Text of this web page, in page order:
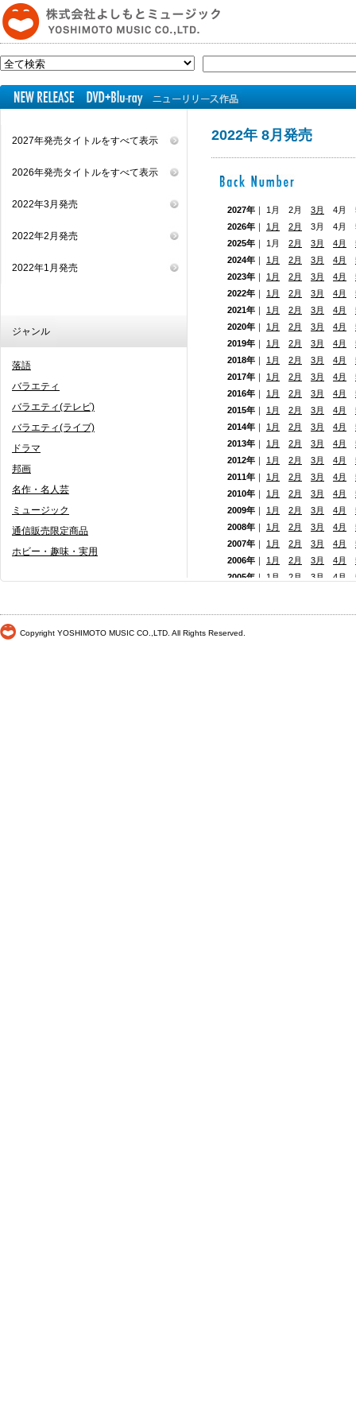
2027年発売タイトルをすべて表示
2026年発売タイトルをすべて表示
2022年3月発売
2022年2月発売
2022年1月発売
ジャンル
落語
バラエティ
バラエティ(テレビ)
バラエティ(ライブ)
ドラマ
邦画
名作・名人芸
ミュージック
通信販売限定商品
ホビー・趣味・実用
2022年 8月発売
2027年 ｜ 1月 2月 3月
4月
2026年 ｜ 1月 2月
3月 4月
2025年 ｜ 1月 2月 3月 4月
2024年 ｜ 1月 2月 3月 4月
2023年 ｜ 1月 2月 3月 4月
2022年 ｜ 1月 2月 3月 4月
2021年 ｜ 1月 2月 3月 4月
2020年 ｜ 1月 2月 3月 4月
2019年 ｜ 1月 2月 3月 4月
2018年 ｜ 1月 2月 3月 4月
2017年 ｜ 1月 2月 3月 4月
2016年 ｜ 1月 2月 3月 4月
2015年 ｜ 1月 2月 3月 4月
2014年 ｜ 1月 2月 3月 4月
2013年 ｜ 1月 2月 3月 4月
2012年 ｜ 1月 2月 3月 4月
2011年 ｜ 1月 2月 3月 4月
2010年 ｜ 1月 2月 3月 4月
2009年 ｜ 1月 2月 3月 4月
2008年 ｜ 1月 2月 3月 4月
2007年 ｜ 1月 2月 3月 4月
2006年 ｜ 1月 2月 3月 4月
2005年 ｜ 1月 2月 3月 4月
Copyright YOSHIMOTO MUSIC CO.,LTD. All Rights Reserved.